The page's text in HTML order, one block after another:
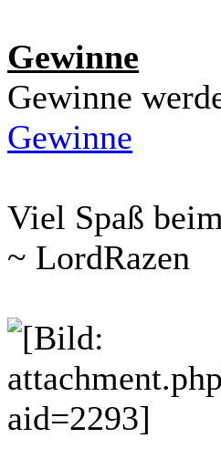
Gewinne
Gewinne
Gewinne
Viel Spaß
~ LordRazen